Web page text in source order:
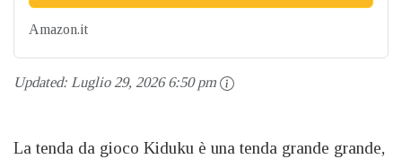
Amazon.it
Updated: Luglio 29, 2026 6:50 pm
La tenda da gioco Kiduku è una tenda grande grande,